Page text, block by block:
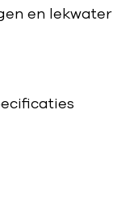
en lekwater